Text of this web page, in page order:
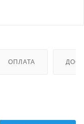
ОПЛАТА